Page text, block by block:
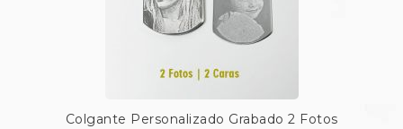
Colgante Personalizado Grabado 2 Fotos